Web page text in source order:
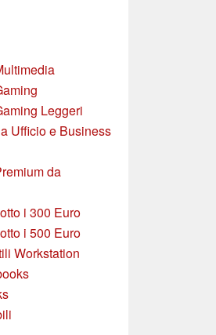
Leggeri
Ufficio e Business
da
i 300 Euro
i 500 Euro
Workstation